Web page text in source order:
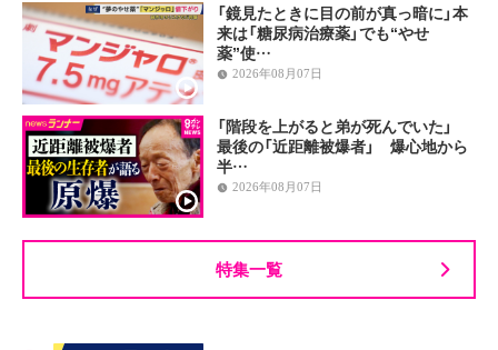
「鏡見たときに目の前が真っ暗に」本
来は「糖尿病治療薬」でも“やせ
薬”使…
2026年08月07日
「階段を上がると弟が死んでいた」
最後の「近距離被爆者」 爆心地から
半…
2026年08月07日
特集一覧